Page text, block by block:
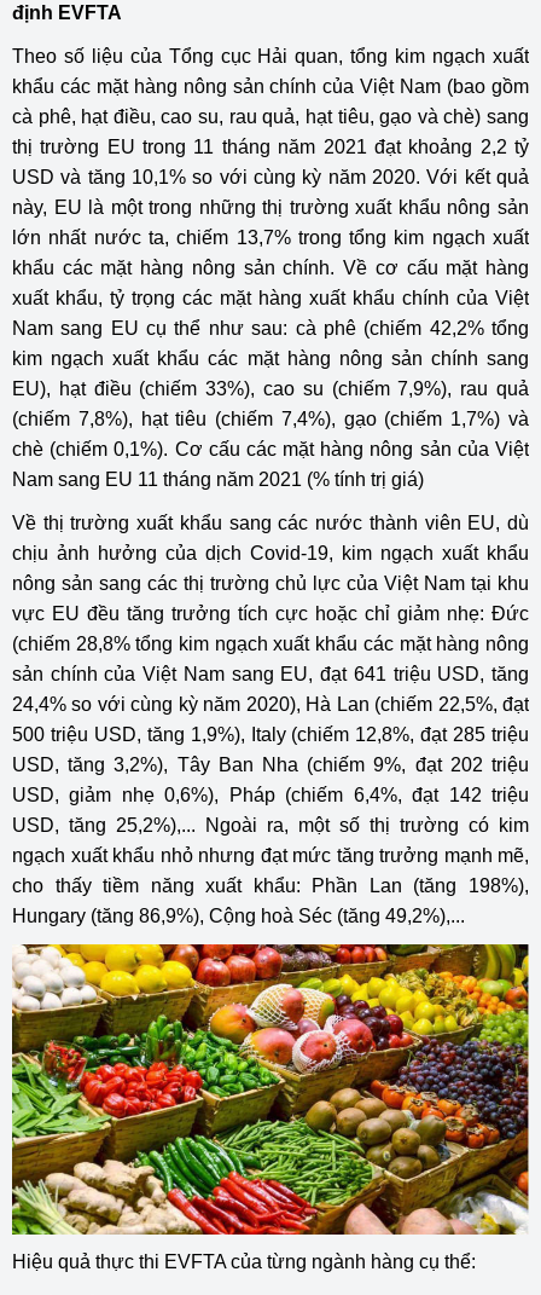
định EVFTA
Theo số liệu của Tổng cục Hải quan, tổng kim ngạch xuất
khẩu các mặt hàng nông sản chính của Việt Nam (bao gồm
cà phê, hạt điều, cao su, rau quả, hạt tiêu, gạo và chè) sang
thị trường EU trong 11 tháng năm 2021 đạt khoảng 2,2 tỷ
USD và tăng 10,1% so với cùng kỳ năm 2020. Với kết quả
này, EU là một trong những thị trường xuất khẩu nông sản
lớn nhất nước ta, chiếm 13,7% trong tổng kim ngạch xuất
khẩu các mặt hàng nông sản chính. Về cơ cấu mặt hàng
xuất khẩu, tỷ trọng các mặt hàng xuất khẩu chính của Việt
Nam sang EU cụ thể như sau: cà phê (chiếm 42,2% tổng
kim ngạch xuất khẩu các mặt hàng nông sản chính sang
EU), hạt điều (chiếm 33%), cao su (chiếm 7,9%), rau quả
(chiếm 7,8%), hạt tiêu (chiếm 7,4%), gạo (chiếm 1,7%) và
chè (chiếm 0,1%). Cơ cấu các mặt hàng nông sản của Việt
Nam sang EU 11 tháng năm 2021 (% tính trị giá)
Về thị trường xuất khẩu sang các nước thành viên EU, dù
chịu ảnh hưởng của dịch Covid-19, kim ngạch xuất khẩu
nông sản sang các thị trường chủ lực của Việt Nam tại khu
vực EU đều tăng trưởng tích cực hoặc chỉ giảm nhẹ: Đức
(chiếm 28,8% tổng kim ngạch xuất khẩu các mặt hàng nông
sản chính của Việt Nam sang EU, đạt 641 triệu USD, tăng
24,4% so với cùng kỳ năm 2020), Hà Lan (chiếm 22,5%, đạt
500 triệu USD, tăng 1,9%), Italy (chiếm 12,8%, đạt 285 triệu
USD, tăng 3,2%), Tây Ban Nha (chiếm 9%, đạt 202 triệu
USD, giảm nhẹ 0,6%), Pháp (chiếm 6,4%, đạt 142 triệu
USD, tăng 25,2%),... Ngoài ra, một số thị trường có kim
ngạch xuất khẩu nhỏ nhưng đạt mức tăng trưởng mạnh mẽ,
cho thấy tiềm năng xuất khẩu: Phần Lan (tăng 198%),
Hungary (tăng 86,9%), Cộng hoà Séc (tăng 49,2%),...
Hiệu quả thực thi EVFTA của từng ngành hàng cụ thể: